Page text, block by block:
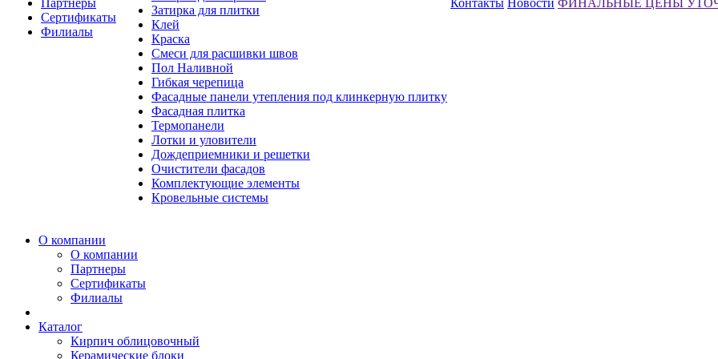
Партнеры
Сертификаты
Филиалы
Затирка для плитки
Клей
Краска
Смеси для расшивки швов
Пол Наливной
Гибкая черепица
Фасадные панели утепления под клинкерную плитку
Фасадная плитка
Термопанели
Лотки и уловители
Дождеприемники и решетки
Очистители фасадов
Комплектующие элементы
Кровельные системы
Контакты Новости ФИНАЛЬНЫЕ ЦЕНЫ
О компании
О компании
Партнеры
Сертификаты
Филиалы
Каталог
Кирпич облицовочный
Керамические блоки